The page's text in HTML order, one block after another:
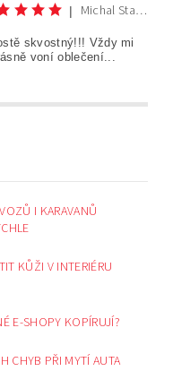
|
Michal Staněk
skvostný!!! Vždy mi
voní oblečení...
I KARAVANŮ
KŮŽI V INTERIÉRU
E-SHOPY KOPÍRUJÍ?
CHYB PŘI MYTÍ AUTA